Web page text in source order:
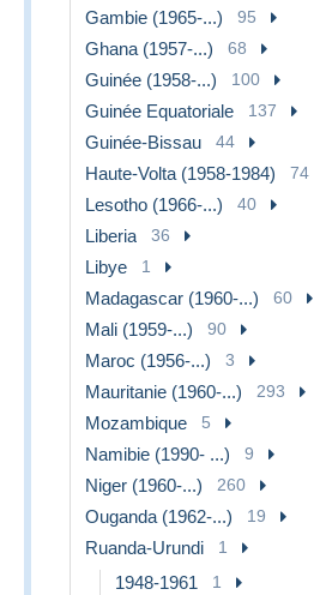
Gambie (1965-...) 95
Ghana (1957-...) 68
Guinée (1958-...) 100
Guinée Equatoriale 137
Guinée-Bissau 44
Haute-Volta (1958-1984) 74
Lesotho (1966-...) 40
Liberia 36
Libye 1
Madagascar (1960-...) 60
Mali (1959-...) 90
Maroc (1956-...) 3
Mauritanie (1960-...) 293
Mozambique 5
Namibie (1990- ...) 9
Niger (1960-...) 260
Ouganda (1962-...) 19
Ruanda-Urundi 1
1948-1961 1